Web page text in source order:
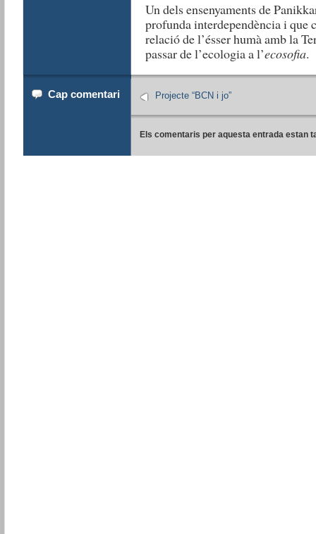
Un dels ensenyaments de
profunda interdependència i
relació de l’ésser humà amb la
passar de l’ecologia a l’ecosofia.
Cap comentari Projecte “BCN i jo”
Els comentaris per aquesta entrada estan